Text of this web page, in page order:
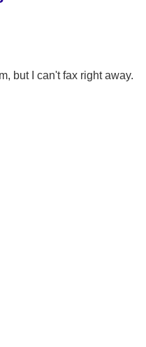
but I can't fax right away.